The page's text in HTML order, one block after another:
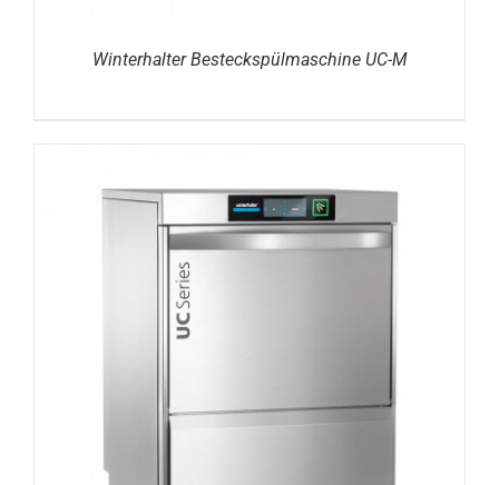
Winterhalter Besteckspülmaschine UC-M